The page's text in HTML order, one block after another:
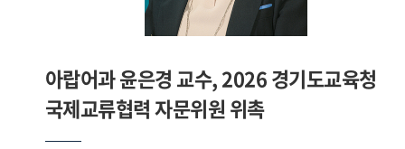
아랍어과 윤은경 교수, 2026 경기도교육청
국제교류협력 자문위원 위촉